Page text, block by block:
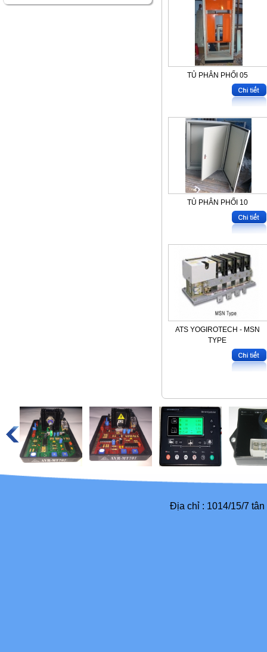
TỦ PHÂN PHỐI 05
TỦ PHÂN PHỐI 10
ATS YOGIROTECH - MSN
TYPE
Địa chỉ : 1014/15/7 tân